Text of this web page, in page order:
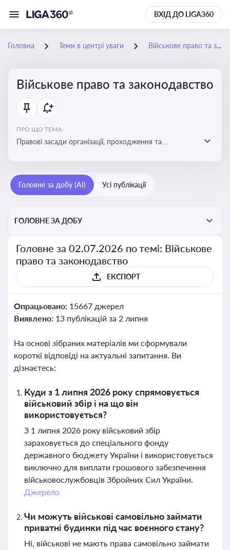
ВХІД ДО LIGA360
Головна Теми в центрі уваги Військове право та законодавство
Військове право та законодавство
ПРО ЩО ТЕМА:
Правові засади організації, проходження та
військовослужбовців у воєнний час
Головне за добу (AI) Усі публікації
ГОЛОВНЕ ЗА ДОБУ
Головне за 02.07.2026 по темі: Військове
право та законодавство
ЕКСПОРТ
Опрацьовано: 15667 джерел
Виявлено: 13 публікацій за 2 липня
На основі зібраних матеріалів ми сформували
короткі відповіді на актуальні запитання. Ви
дізнаєтесь:
Куди з 1 липня 2026 року спрямовується
військовий збір і на що він
використовується?
З 1 липня 2026 року військовий збір
зараховується до спеціального фонду
державного бюджету України і використовується
виключно для виплати грошового забезпечення
військовослужбовців Збройних Сил України.
Джерело
Чи можуть військові самовільно займати
приватні будинки під час воєнного стану?
Ні, військові не мають права самовільно займати